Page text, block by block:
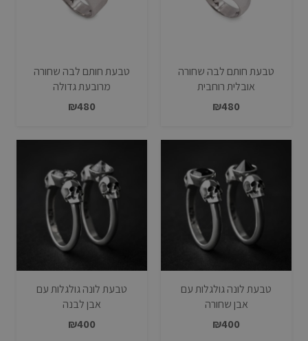
טבעת חותם לבה שחורה
אובלית רוחבית
₪480
טבעת חותם לבה שחורה
מרובעת גדולה
₪480
טבעת לונה גולגלות עם
אבן שחורה
₪400
טבעת לונה גולגלות עם
אבן לבנה
₪400